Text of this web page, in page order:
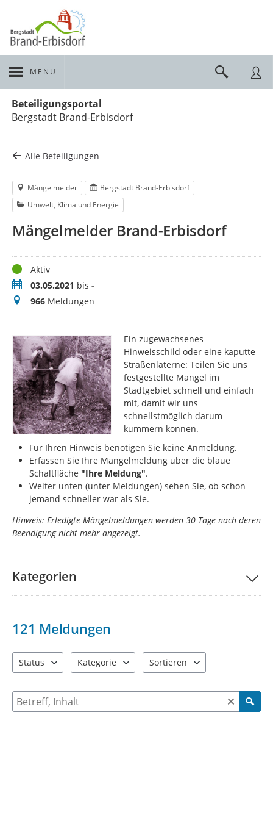
MENÜ
Beteiligungsportal
Bergstadt Brand-Erbisdorf
Alle Beteiligungen
Mängelmelder
Bergstadt Brand-Erbisdorf
Umwelt, Klima und Energie
Mängelmelder Brand-Erbisdorf
StatusAktiv
Zeitraum03.05.2021 bis -
Meldungen
966 Meldungen
Ein zugewachsenes
Hinweisschild oder eine kaputte
Straßenlaterne: Teilen Sie uns
festgestellte Mängel im
Stadtgebiet schnell und einfach
mit, damit wir uns
schnellstmöglich darum
kümmern können.
Für Ihren Hinweis benötigen Sie keine Anmeldung.
Erfassen Sie Ihre Mängelmeldung über die blaue
Schaltfläche "Ihre Meldung".
Weiter unten (unter Meldungen) sehen Sie, ob schon
jemand schneller war als Sie.
Hinweis: Erledigte Mängelmeldungen werden 30 Tage nach deren
Beendigung nicht mehr angezeigt.
Kategorien
121 Meldungen
Status
Kategorie
Sortieren
Suche nach Meldungen und Kommentaren